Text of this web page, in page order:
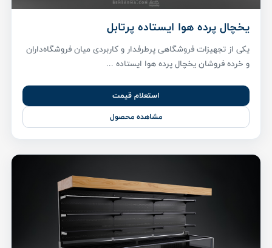
یخچال پرده هوا ایستاده پرتابل
یکی از تجهیزات فروشگاهی پرطرفدار و کاربردی میان فروشگاه‌داران
و خرده فروشان یخچال پرده هوا ایستاده ...
استعلام قیمت
مشاهده محصول